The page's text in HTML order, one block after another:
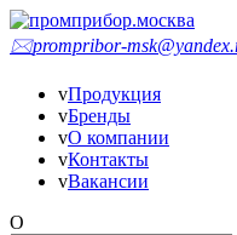
🖂prompribor-
vПродукция
vБренды
vО компании
vКонтакты
vВакансии
O